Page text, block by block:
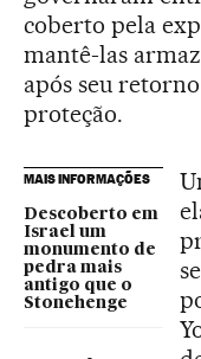
coberto pela
mantê-las
após seu
proteção.
MAIS INFORMAÇÕES
Descoberto em
Israel um
monumento de
pedra mais
antigo que o
Stonehenge